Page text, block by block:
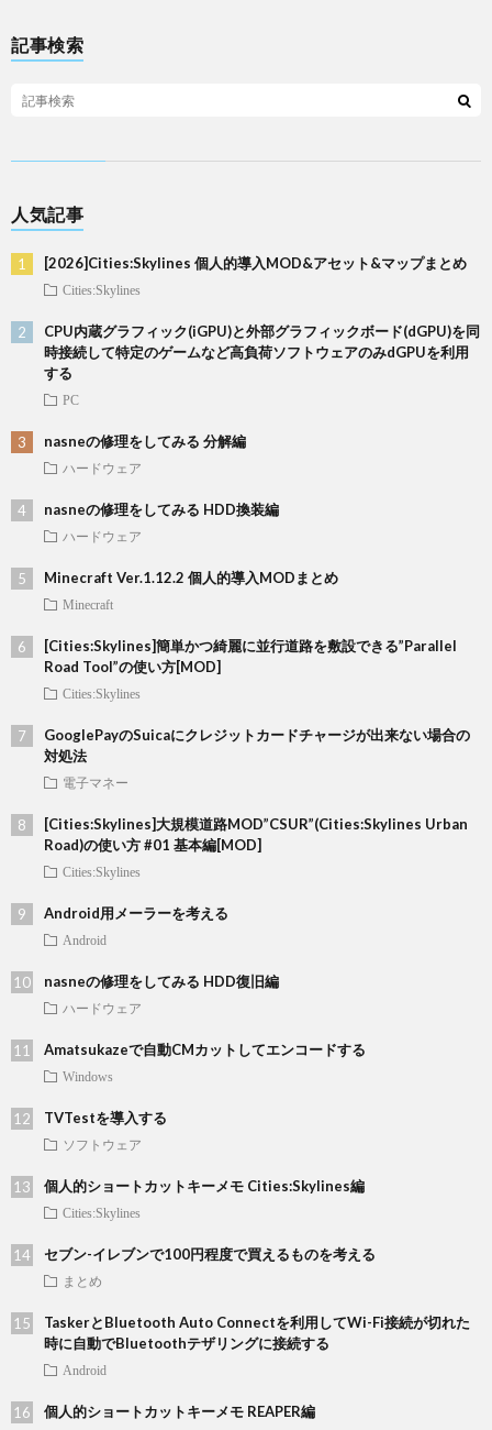
記事検索
人気記事
[2026]Cities:Skylines 個人的導入MOD&アセット&マップまとめ
Cities:Skylines
CPU内蔵グラフィック(iGPU)と外部グラフィックボード(dGPU)を同
時接続して特定のゲームなど高負荷ソフトウェアのみdGPUを利用
する
PC
nasneの修理をしてみる 分解編
ハードウェア
nasneの修理をしてみる HDD換装編
ハードウェア
Minecraft Ver.1.12.2 個人的導入MODまとめ
Minecraft
[Cities:Skylines]簡単かつ綺麗に並行道路を敷設できる”Parallel
Road Tool”の使い方[MOD]
Cities:Skylines
GooglePayのSuicaにクレジットカードチャージが出来ない場合の
対処法
電子マネー
[Cities:Skylines]大規模道路MOD”CSUR”(Cities:Skylines Urban
Road)の使い方 #01 基本編[MOD]
Cities:Skylines
Android用メーラーを考える
Android
nasneの修理をしてみる HDD復旧編
ハードウェア
Amatsukazeで自動CMカットしてエンコードする
Windows
TVTestを導入する
ソフトウェア
個人的ショートカットキーメモ Cities:Skylines編
Cities:Skylines
セブン-イレブンで100円程度で買えるものを考える
まとめ
TaskerとBluetooth Auto Connectを利用してWi-Fi接続が切れた
時に自動でBluetoothテザリングに接続する
Android
個人的ショートカットキーメモ REAPER編